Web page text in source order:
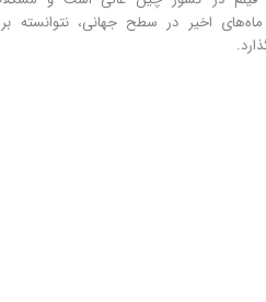
اخیر در سطح جهانی، نتوانسته